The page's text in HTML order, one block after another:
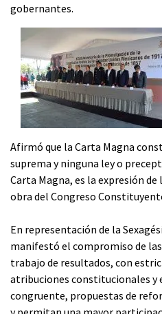
gobernantes.
Afirmó que la Carta Magna
suprema y ninguna ley o
Carta Magna, es la expresión
obra del Congreso
En representación de la
manifestó el compromiso de
trabajo de resultados, con
atribuciones constitucionales y
congruente, propuestas de